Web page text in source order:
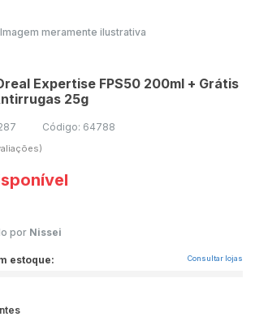
Imagem meramente ilustrativa
Expertise FPS50 200ml + Grátis
25g
Código: 64788
por Nissei
estoque: Consultar lojas